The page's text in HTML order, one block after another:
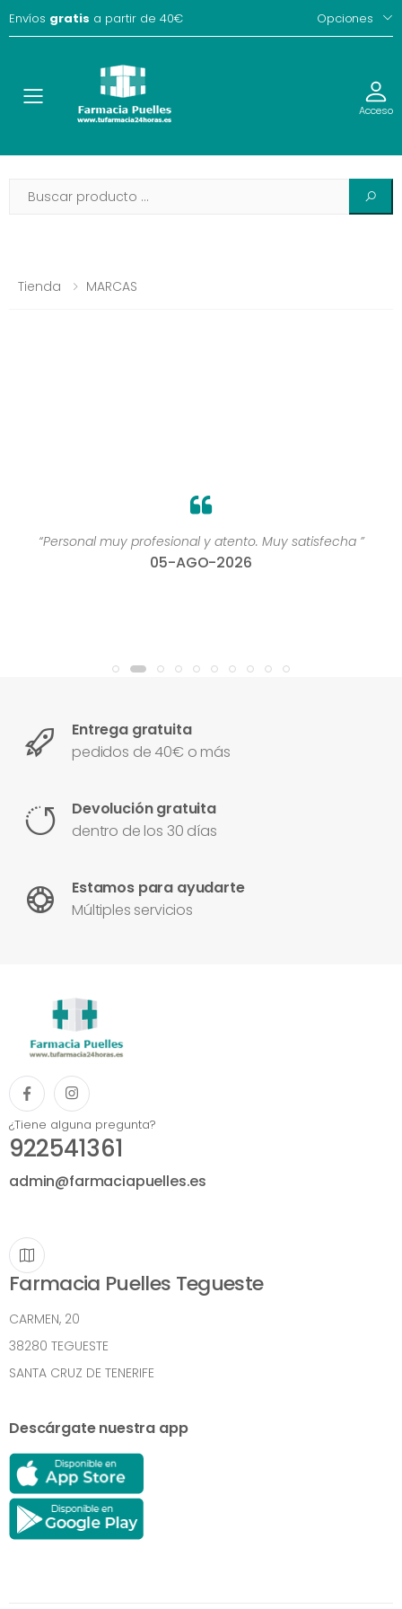
Envíos gratis a partir de 40€ Opciones
Toggle Acceso
Tienda MARCAS
“Personal muy profesional y atento. Muy satisfecha ”
05-AGO-2026
Entrega gratuita
pedidos de 40€ o más
Devolución gratuita
dentro de los 30 días
Estamos para ayudarte
Múltiples servicios
¿Tiene alguna pregunta?
922541361
admin@farmaciapuelles.es
Farmacia Puelles Tegueste
CARMEN, 20
38280 TEGUESTE
SANTA CRUZ DE TENERIFE
Descárgate nuestra app